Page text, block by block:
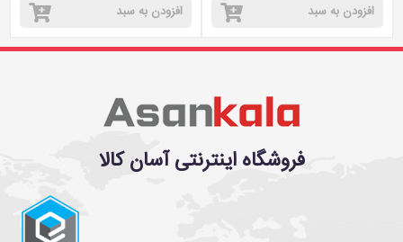
افزودن به سبد افزودن به سبد
فروشگاه اینترنتی آسان کالا